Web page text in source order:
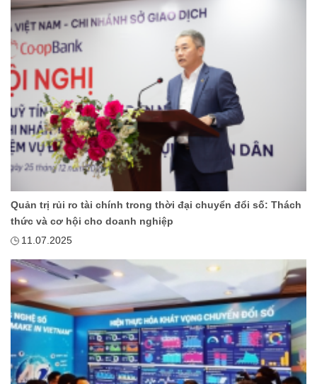
Quản trị rủi ro tài chính trong thời đại chuyển đổi số: Thách
thức và cơ hội cho doanh nghiệp
11.07.2025